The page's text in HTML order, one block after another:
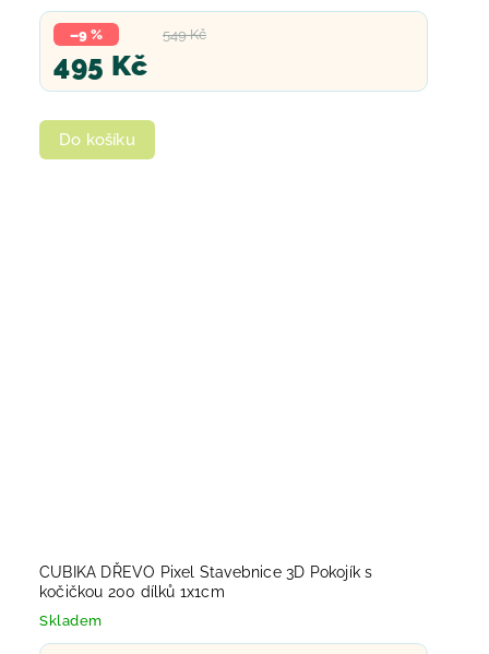
549 Kč
–9 %
495 Kč
Do košíku
CUBIKA DŘEVO Pixel Stavebnice 3D Pokojík s
kočičkou 200 dílků 1x1cm
Skladem